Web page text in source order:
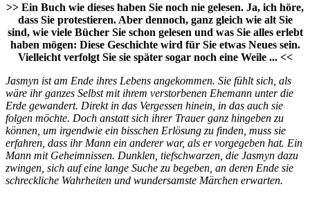
>> Ein Buch wie dieses haben Sie noch nie gelesen. Ja, ich höre,
dass Sie protestieren. Aber dennoch, ganz gleich wie alt Sie
sind, wie viele Bücher Sie schon gelesen und was Sie alles erlebt
haben mögen: Diese Geschichte wird für Sie etwas Neues sein.
Vielleicht verfolgt Sie sie später sogar noch eine Weile ... <<
Jasmyn ist am Ende ihres Lebens angekommen. Sie fühlt sich, als
wäre ihr ganzes Selbst mit ihrem verstorbenen Ehemann unter die
Erde gewandert. Direkt in das Vergessen hinein, in das auch sie
folgen möchte. Doch anstatt sich ihrer Trauer ganz hingeben zu
können, um irgendwie ein bisschen Erlösung zu finden, muss sie
erfahren, dass ihr Mann ein anderer war, als er vorgegeben hat. Ein
Mann mit Geheimnissen. Dunklen, tiefschwarzen, die Jasmyn dazu
zwingen, sich auf eine lange Suche zu begeben, an deren Ende sie
schreckliche Wahrheiten und wundersamste Märchen erwarten.